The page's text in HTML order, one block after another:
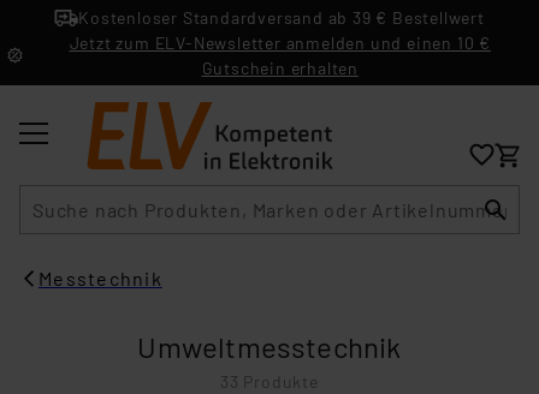
Kostenloser Standardversand ab 39 € Bestellwert
Jetzt zum ELV-Newsletter anmelden und einen 10 €
Gutschein erhalten
Messtechnik
Umweltmesstechnik
33 Produkte